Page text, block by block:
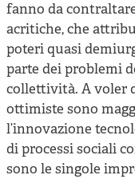
fanno da
acritiche, che
poteri quasi
parte dei problemi
collettività. A voler
ottimiste sono
l’innovazione
di processi sociali
sono le singole